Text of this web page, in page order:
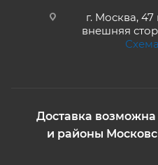
г. Москва,
внешняя
Доставка возможна
и районы